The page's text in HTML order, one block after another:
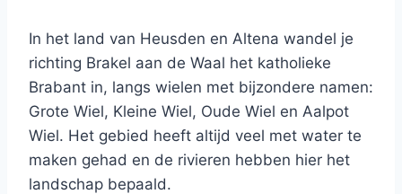
In het land van Heusden en Altena wandel je
richting Brakel aan de Waal het katholieke
Brabant in, langs wielen met bijzondere namen:
Grote Wiel, Kleine Wiel, Oude Wiel en Aalpot
Wiel. Het gebied heeft altijd veel met water te
maken gehad en de rivieren hebben hier het
landschap bepaald.